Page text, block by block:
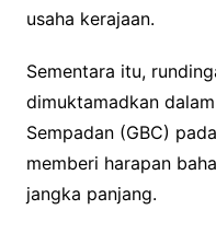
usaha kerajaan.
Sementara itu,
dimuktamadkan
Sempadan (GBC)
memberi harapan
jangka panjang.